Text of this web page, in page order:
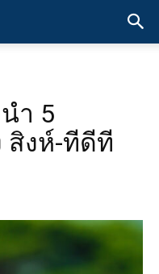
ำ 5
สิงห์-ทีดีที